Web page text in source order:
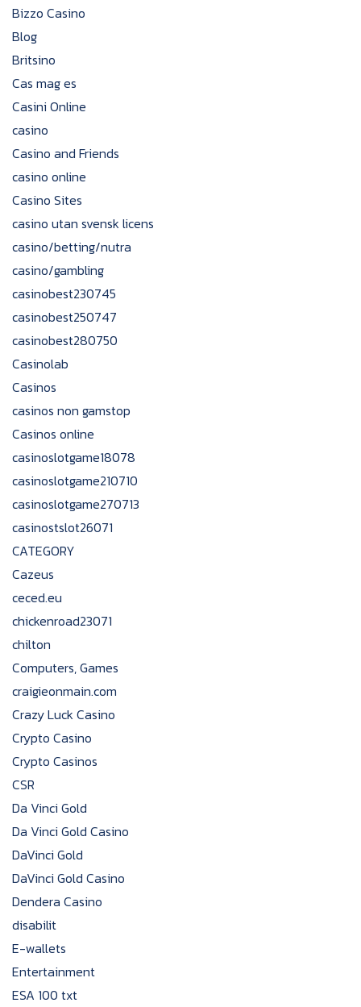
Bizzo Casino
Blog
Britsino
Cas mag es
Casini Online
casino
Casino and Friends
casino online
Casino Sites
casino utan svensk licens
casino/betting/nutra
casino/gambling
casinobest230745
casinobest250747
casinobest280750
Casinolab
Casinos
casinos non gamstop
Casinos online
casinoslotgame18078
casinoslotgame210710
casinoslotgame270713
casinostslot26071
CATEGORY
Cazeus
ceced.eu
chickenroad23071
chilton
Computers, Games
craigieonmain.com
Crazy Luck Casino
Crypto Casino
Crypto Casinos
CSR
Da Vinci Gold
Da Vinci Gold Casino
DaVinci Gold
DaVinci Gold Casino
Dendera Casino
disabilit
E-wallets
Entertainment
ESA 100 txt